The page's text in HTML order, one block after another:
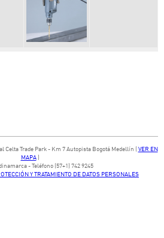
Celta Trade Park - ​Km 7 Autopista Bogotá Medellín​ ( VER EN
MAPA)
- Teléfono (57+1) 742 9245
Y TRATAMIENTO DE DATOS PERSONALES